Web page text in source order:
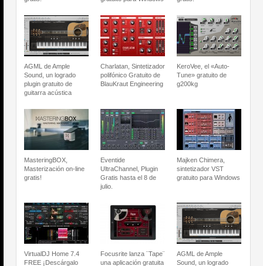
AGML de Ample
Sound, un logrado
plugin gratuito de
guitarra acústica
Charlatan, Sintetizador
polifónico Gratuito de
BlauKraut Engineering
KeroVee, el «Auto-
Tune» gratuito de
g200kg
MasteringBOX,
Masterización on-line
gratis!
Eventide
UltraChannel, Plugin
Gratis hasta el 8 de
julio.
Majken Chimera,
sintetizador VST
gratuito para Windows
VirtualDJ Home 7.4
FREE ¡Descárgalo
Focusrite lanza ¨Tape¨
una aplicación gratuita
AGML de Ample
Sound, un logrado